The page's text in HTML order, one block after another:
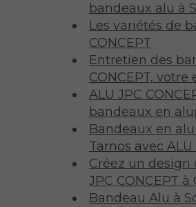
bandeaux alu à
Les variétés de
CONCEPT
Entretien des
CONCEPT,
ALU JPC
bandeaux en
Bandeaux en
Tarnos avec ALU
Créez un design
JPC CONCEPT
Bandeau Alu à